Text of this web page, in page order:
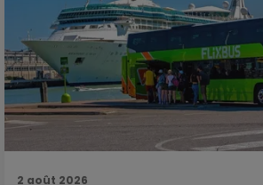
2 août 2026